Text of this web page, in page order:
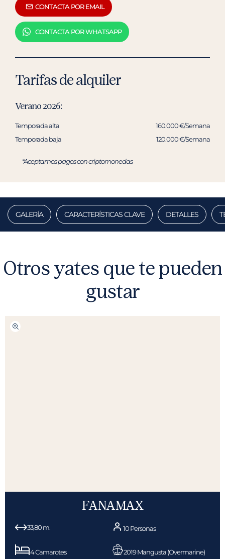
CONTACTA POR EMAIL
CONTACTA POR WHATSAPP
Tarifas de alquiler
Verano 2026:
Temporada alta
160.000 €/Semana
Temporada baja
120.000 €/Semana
*Aceptamos pagos con criptomonedas
GALERÍA CARACTERÍSTICAS CLAVE DETALLES
Otros yates que te pueden
gustar
FANAMAX
33,80 m. 10 Personas
4 Camarotes 2019 Mangusta (Overmarine)